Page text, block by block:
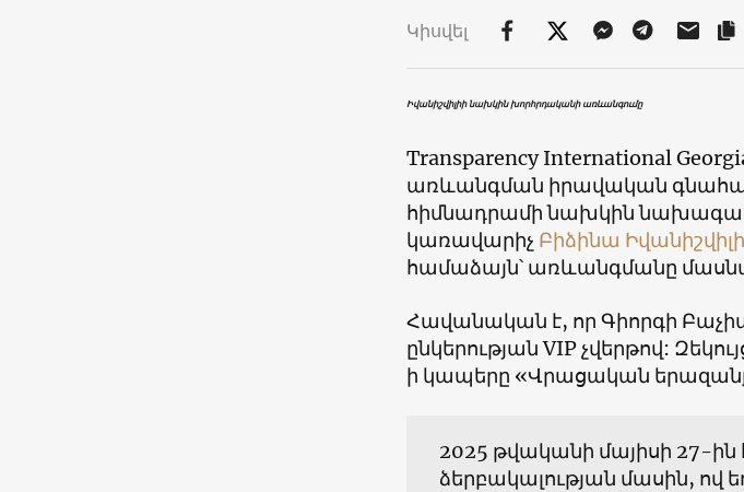
Կիսվել
Իվանիշվիլիի նախկին խորհրդականի առևանգումը
Transparency International
առևանգման իրավական
հիմնադրամի նախկին
կառավարիչ Բիձինա
համաձայն՝ առևանգմանը
Հավանական է, որ Գիորգի
ընկերության VIP չվերթով:
ի կապերը «Վրացական
2025 թվականի մայիսի 27-
ձերբակալության մասին, ով